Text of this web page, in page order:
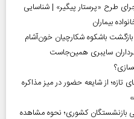
اجرای طرح «پرستار پیگیر» | شناسایی
سایبری همین‌جاست
از شایعه حضور در میز مذاکره
۷۵ میلیون تومانی بازنشستگان کشوری؛ نحوه مشاهده